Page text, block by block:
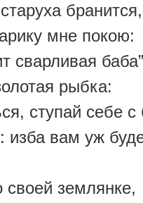
бранится,
мне покою:
сварливая
рыбка:
ступай себе с
изба вам уж
землянке,